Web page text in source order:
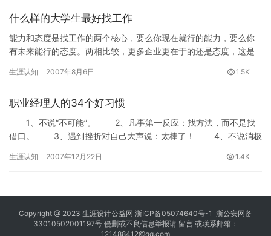
什么样的大学生最好找工作
能力和态度是找工作的两个核心，要么你现在就行的能力，要么你
有未来能行的态度。两相比较，更多企业更在于的还是态度，这是
变却是…
生涯认知 2007年8月6日 1.5K
职业经理人的34个好习惯
1、不说“不可能”。 2、凡事第一反应：找方法，而不是找
借口。 3、遇到挫折对自己大声说：太棒了！ 4、不说消极
生涯认知 2007年12月22日 1.4K
Copyright @ 2023 生涯设计公益网 浙ICP备05074640号-1 浙公安网备
33010502001197号 侵删或不良信息举报请 留言或联系邮箱：
121488412@qq.com